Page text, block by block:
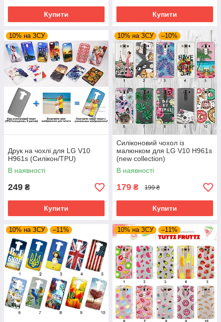
Купити Купити
10% на ЗСУ
Друк на чохлі для LG V10
H961s (Силікон/TPU)
В наявності
249 ₴
Купити
10% на ЗСУ –10%
Силіконовий чохол із
малюнком для LG V10 H961s
(new collection)
В наявності
179 ₴ 199 ₴
Купити
10% на ЗСУ –11% 10% на ЗСУ –11%